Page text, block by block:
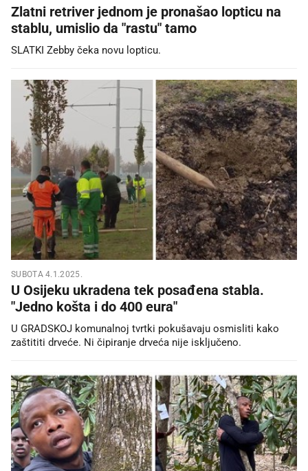
Zlatni retriver jednom je pronašao lopticu na
stablu, umislio da "rastu" tamo
SLATKI Zebby čeka novu lopticu.
SUBOTA 4.1.2025.
U Osijeku ukradena tek posađena stabla.
"Jedno košta i do 400 eura"
U GRADSKOJ komunalnoj tvrtki pokušavaju osmisliti kako
zaštititi drveće. Ni čipiranje drveća nije isključeno.